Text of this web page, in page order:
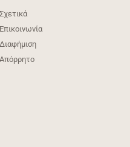
Σχετικά
Επικοινωνία
Διαφήμιση
Απόρρητο